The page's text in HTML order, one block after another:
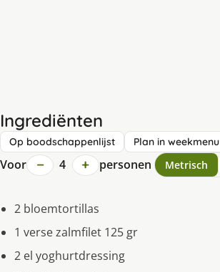
Ingrediënten
Op boodschappenlijst Plan in weekmenu
Voor − 4 + personen Metrisch
2 bloemtortillas
1 verse zalmfilet 125 gr
2 el yoghurtdressing